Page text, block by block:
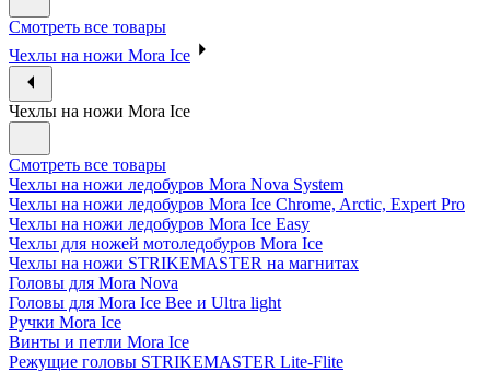
Смотреть все товары
Чехлы на ножи Mora Ice
Чехлы на ножи Mora Ice
Смотреть все товары
Чехлы на ножи ледобуров Mora Nova System
Чехлы на ножи ледобуров Mora Ice Chrome, Arctic, Expert Pro
Чехлы на ножи ледобуров Mora Ice Easy
Чехлы для ножей мотоледобуров Mora Ice
Чехлы на ножи STRIKEMASTER на магнитах
Головы для Mora Nova
Головы для Mora Ice Bee и Ultra light
Ручки Mora Ice
Винты и петли Mora Ice
Режущие головы STRIKEMASTER Lite-Flite